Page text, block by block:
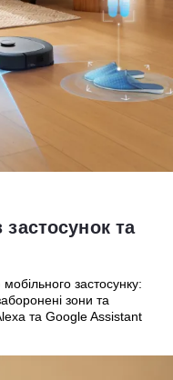
та
застосунку:
зони та
та Google Assistant